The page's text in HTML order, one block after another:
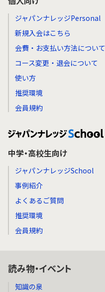
ジャパンナレッジPersonal
新規入会はこちら
会費・お支払い方法について
コース変更・退会について
使い方
推奨環境
会員規約
中学・高校生向け
ジャパンナレッジSchool
事例紹介
よくあるご質問
推奨環境
会員規約
読み物・イベント
知識の泉